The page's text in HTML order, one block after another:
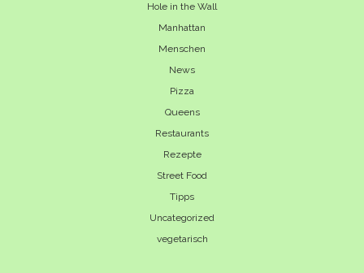
Hole in the Wall
Manhattan
Menschen
News
Pizza
Queens
Restaurants
Rezepte
Street Food
Tipps
Uncategorized
vegetarisch